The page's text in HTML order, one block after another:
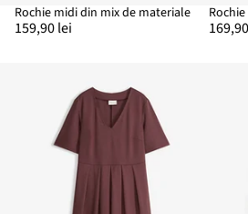
Rochie midi din mix de materiale
159,90 lei